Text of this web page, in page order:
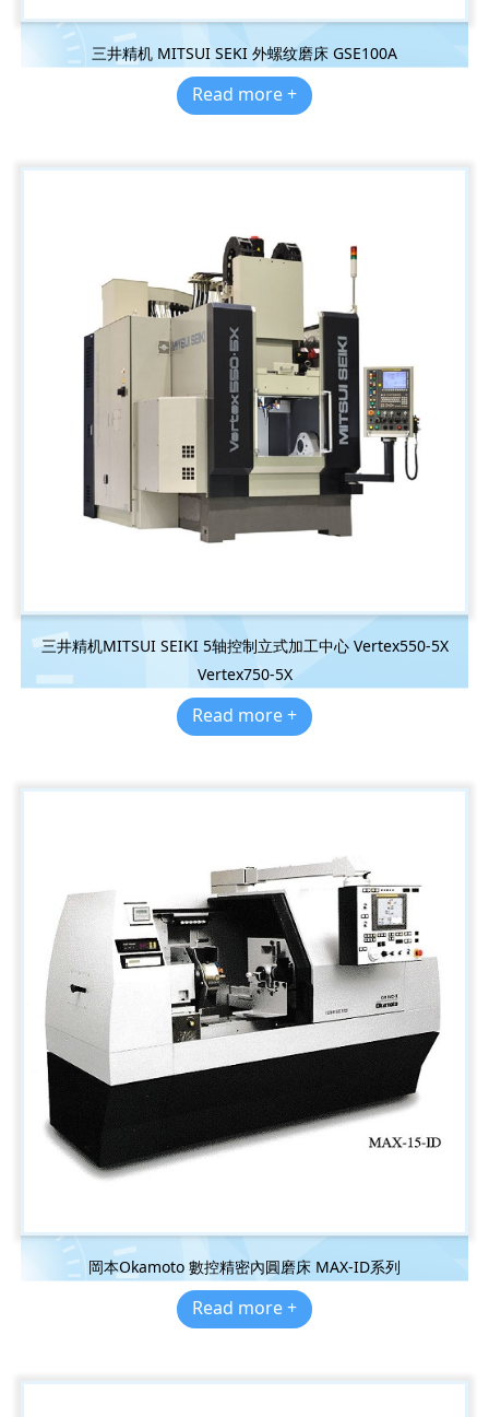
三井精机 MITSUI SEKI 外螺纹磨床 GSE100A
Read more +
三井精机MITSUI SEIKI 5轴控制立式加工中心 Vertex550-5X
Vertex750-5X
Read more +
岡本Okamoto 數控精密內圓磨床 MAX-ID系列
Read more +